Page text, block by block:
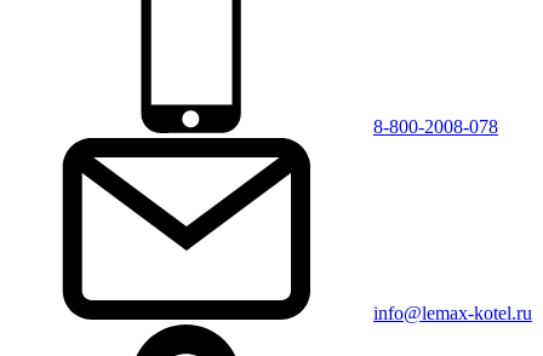
8-800-2008-078
info@lemax-kotel.ru